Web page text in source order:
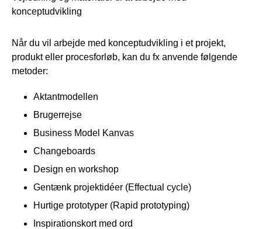
konceptudvikling
Når du vil arbejde med konceptudvikling i et projekt,
produkt eller procesforløb, kan du fx anvende følgende
metoder:
Aktantmodellen
Brugerrejse
Business Model Kanvas
Changeboards
Design en workshop
Gentænk projektidéer (Effectual cycle)
Hurtige prototyper (Rapid prototyping)
Inspirationskort med ord